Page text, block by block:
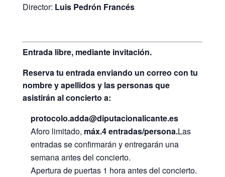
Director: Luis Pedrón Francés
Entrada libre, mediante invitación.
Reserva tu entrada enviando un correo con tu
nombre y apellidos y las personas que
asistirán al concierto a:
protocolo.adda@diputacionalicante.es
Aforo limitado, máx.4 entradas/persona.Las
entradas se confirmarán y entregarán una
semana antes del concierto.
Apertura de puertas 1 hora antes del concierto.